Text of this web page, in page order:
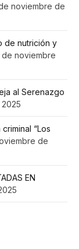
noviembre de
de nutrición y
de noviembre
al Serenazgo
“Los
de
EN